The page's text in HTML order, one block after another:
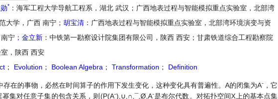
* ：海军工程大学导航工程系，湖北 武汉；广西地表过程与智能模拟重点实验室，北部湾
大学，广西 南宁； 胡宝清 ：广西地表过程与智能模拟重点实验室，北部湾环境演变与资
宁； 金立新 ：中铁第一勘察设计院集团有限公司，陕西 西安；甘肃铁道综合工程勘察院
，陕西 西安
； Evolution ； Boolean Algebra ； Transformation ； Definition
在的事物，必然在时间算子的作用下发生变化，这种变化具有普遍性。A的闭集为A- ，它
集对任意子集的包含关系，则(P(A-),∪,∩,¯,Ø,A-是布尔代数。对拓扑空间X上的基本点集